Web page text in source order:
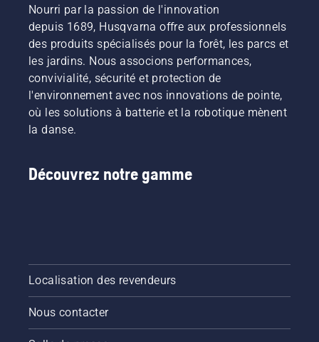
réponses
vous
aideront
à choisir
la taille
et le type
de
tronçonneuse
adaptés.
tronçonneuse.
Nourri par la passion de l'innovation
depuis 1689, Husqvarna offre aux professionnels
des produits spécialisés pour la forêt, les parcs et
les jardins. Nous associons performances,
convivialité, sécurité et protection de
l'environnement avec nos innovations de pointe,
où les solutions à batterie et la robotique mènent
la danse.
Découvrez notre gamme
Localisation des revendeurs
Nous contacter